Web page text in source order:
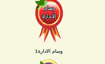
وسام الادارة1